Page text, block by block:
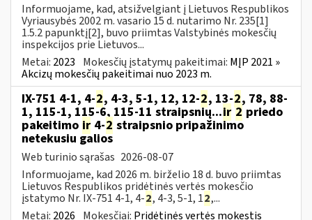
Informuojame, kad, atsižvelgiant į Lietuvos Respublikos
Vyriausybės 2002 m. vasario 15 d. nutarimo Nr. 235[1]
1.5.2 papunktį[2], buvo priimtas Valstybinės mokesčių
inspekcijos prie Lietuvos...
Metai: 2023 Mokesčių įstatymų pakeitimai: MĮP 2021 »
Akcizų mokesčių pakeitimai nuo 2023 m.
IX-751 4-1, 4-2, 4-3, 5-1, 12, 12-2, 13-2, 78, 88-
1, 115-1, 115-6, 115-11 straipsnių...ir 2 priedo
pakeitimo ir 4-2 straipsnio pripažinimo
netekusiu galios
Web turinio sąrašas 2026-08-07
Informuojame, kad 2026 m. birželio 18 d. buvo priimtas
Lietuvos Respublikos pridėtinės vertės mokesčio
įstatymo Nr. IX-751 4-1, 4-2, 4-3, 5-1, 12,...
Metai: 2026 Mokesčiai: Pridėtinės vertės mokestis